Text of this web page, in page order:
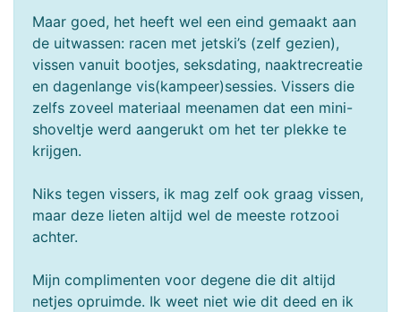
Maar goed, het heeft wel een eind gemaakt aan
de uitwassen: racen met jetski’s (zelf gezien),
vissen vanuit bootjes, seksdating, naaktrecreatie
en dagenlange vis(kampeer)sessies. Vissers die
zelfs zoveel materiaal meenamen dat een mini-
shoveltje werd aangerukt om het ter plekke te
krijgen.
Niks tegen vissers, ik mag zelf ook graag vissen,
maar deze lieten altijd wel de meeste rotzooi
achter.
Mijn complimenten voor degene die dit altijd
netjes opruimde. Ik weet niet wie dit deed en ik